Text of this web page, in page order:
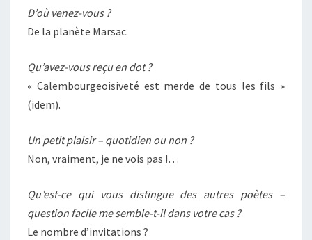
D’où venez-vous ?
De la planète Marsac.
Qu’avez-vous reçu en dot ?
« Calembourgeoisiveté est merde de tous les fils »
(idem).
Un petit plaisir – quotidien ou non ?
Non, vraiment, je ne vois pas !…
Qu’est-ce qui vous distingue des autres poètes –
question facile me semble-t-il dans votre cas ?
Le nombre d’invitations ?